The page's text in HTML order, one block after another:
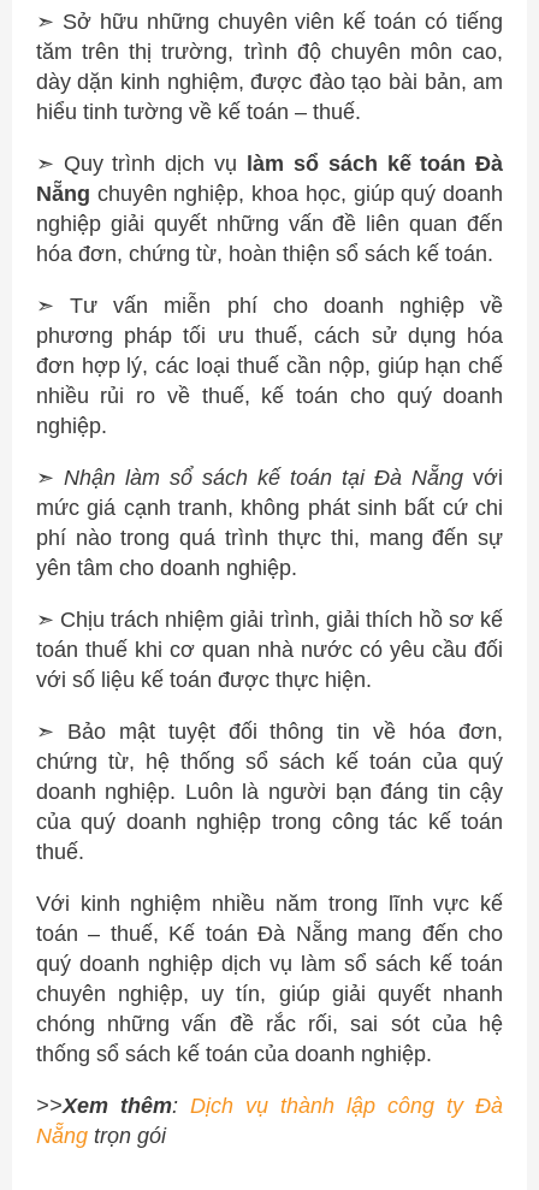
➣ Sở hữu những chuyên viên kế toán có tiếng
tăm trên thị trường, trình độ chuyên môn cao,
dày dặn kinh nghiệm, được đào tạo bài bản, am
hiểu tinh tường về kế toán – thuế.
➣ Quy trình dịch vụ
làm sổ sách kế toán Đà
Nẵng chuyên nghiệp, khoa học, giúp quý doanh
nghiệp giải quyết những vấn đề liên quan đến
hóa đơn, chứng từ, hoàn thiện sổ sách kế toán.
➣ Tư vấn miễn phí cho doanh nghiệp về
phương pháp tối ưu thuế, cách sử dụng hóa
đơn hợp lý, các loại thuế cần nộp, giúp hạn chế
nhiều rủi ro về thuế, kế toán cho quý doanh
nghiệp.
➣ Nhận làm sổ sách kế toán tại Đà Nẵng với
mức giá cạnh tranh, không phát sinh bất cứ chi
phí nào trong quá trình thực thi, mang đến sự
yên tâm cho doanh nghiệp.
➣ Chịu trách nhiệm giải trình, giải thích hồ sơ kế
toán thuế khi cơ quan nhà nước có yêu cầu đối
với số liệu kế toán được thực hiện.
➣ Bảo mật tuyệt đối thông tin về hóa đơn,
chứng từ, hệ thống sổ sách kế toán của quý
doanh nghiệp. Luôn là người bạn đáng tin cậy
của quý doanh nghiệp trong công tác kế toán
thuế.
Với kinh nghiệm nhiều năm trong lĩnh vực kế
toán – thuế, Kế toán Đà Nẵng mang đến cho
quý doanh nghiệp dịch vụ làm sổ sách kế toán
chuyên nghiệp, uy tín, giúp giải quyết nhanh
chóng những vấn đề rắc rối, sai sót của hệ
thống sổ sách kế toán của doanh nghiệp.
>>Xem thêm: Dịch vụ thành lập công ty Đà
Nẵng trọn gói